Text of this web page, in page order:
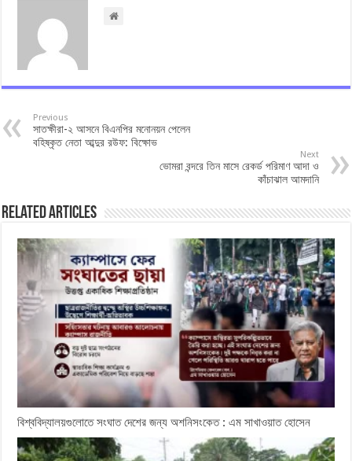
Previous
সাতক্ষীরা-২ আসনে বিএনপির মনোনয়ন পেলেন
বহিষ্কৃত নেতা আব্দুর রউফ: বিক্ষোভ
Next
ভোমরা বন্দরে তিন মাসে রেকর্ড পরিমাণ আদা ও
কাঁচাঝাল আমদানি
Related Articles
বিশ্ববিদ্যালয়গুলোতে সংঘাত দেশের জন্য অশনিসংকেত : এম সাখাওয়াত হোসেন